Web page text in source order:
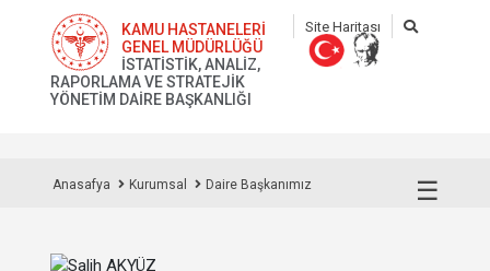
KAMU HASTANELERİ
GENEL MÜDÜRLÜĞÜ
İSTATİSTİK, ANALİZ,
RAPORLAMA VE STRATEJİK
YÖNETİM DAİRE BAŞKANLIĞI
Site Haritası
☰
Anasafya Kurumsal Daire Başkanımız